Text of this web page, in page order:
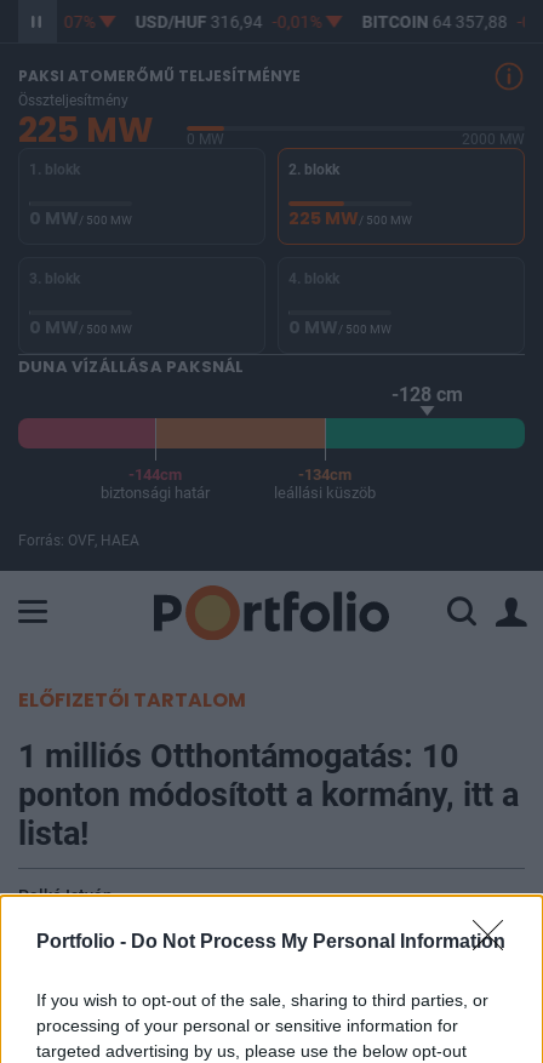
Portfolio - Do Not Process My Personal Information
If you wish to opt-out of the sale, sharing to third parties, or
processing of your personal or sensitive information for
targeted advertising by us, please use the below opt-out
-0,07% USD/HUF316,94 -0,01% BITCOIN64 357,88 -
PAKSI ATOMERŐMŰ TELJESÍTMÉNYE
Összteljesítmény
225 MW 0 MW
2000 MW
1. blokk
0 MW/ 500 MW
2. blokk
225 MW/ 500 MW
3. blokk
0 MW/ 500 MW
4. blokk
0 MW/ 500 MW
DUNA VÍZÁLLÁSA PAKSNÁL
-128 cm
-144cm
biztonsági határ
-134cm
leállási küszöb
Forrás: OVF, HAEA
ELŐFIZETŐI TARTALOM
1 milliós Otthontámogatás: 10
ponton módosított a kormány, itt a
lista!
Palkó István
közszolgálati dolgozók évi nettó 1 millió forintos
vissza nem térítendő Otthontámogatásán, a